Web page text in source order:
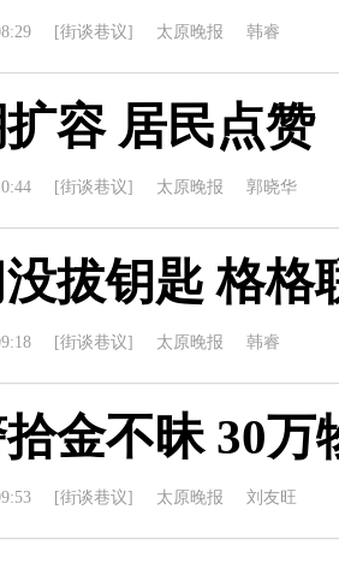
[街谈巷议] 太原晚报 韩睿
容 居民点赞
[街谈巷议] 太原晚报 郭晓华
拔钥匙 格格
[街谈巷议] 太原晚报 韩睿
金不昧 30万
[街谈巷议] 太原晚报 刘友旺